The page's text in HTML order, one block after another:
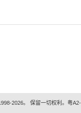
2026。 保留一切权利。粤